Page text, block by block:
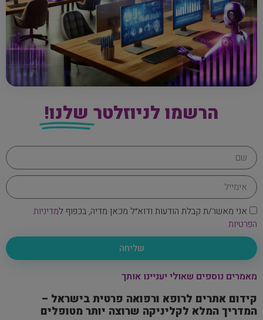
הרשמו לניוזלטר שלנו!
אני מאשר/ת קבלת הודעות ודוא״ל מכאן מדיה, בכפוף למדיניות
הפרטיות
שליחה
מאמרים נוספים שאולי יעניינו אותך
קידום אתרים לרופא ורפואה פרטית בישראל –
המדריך המלא לקליניקה שרוצה יותר מטופלים